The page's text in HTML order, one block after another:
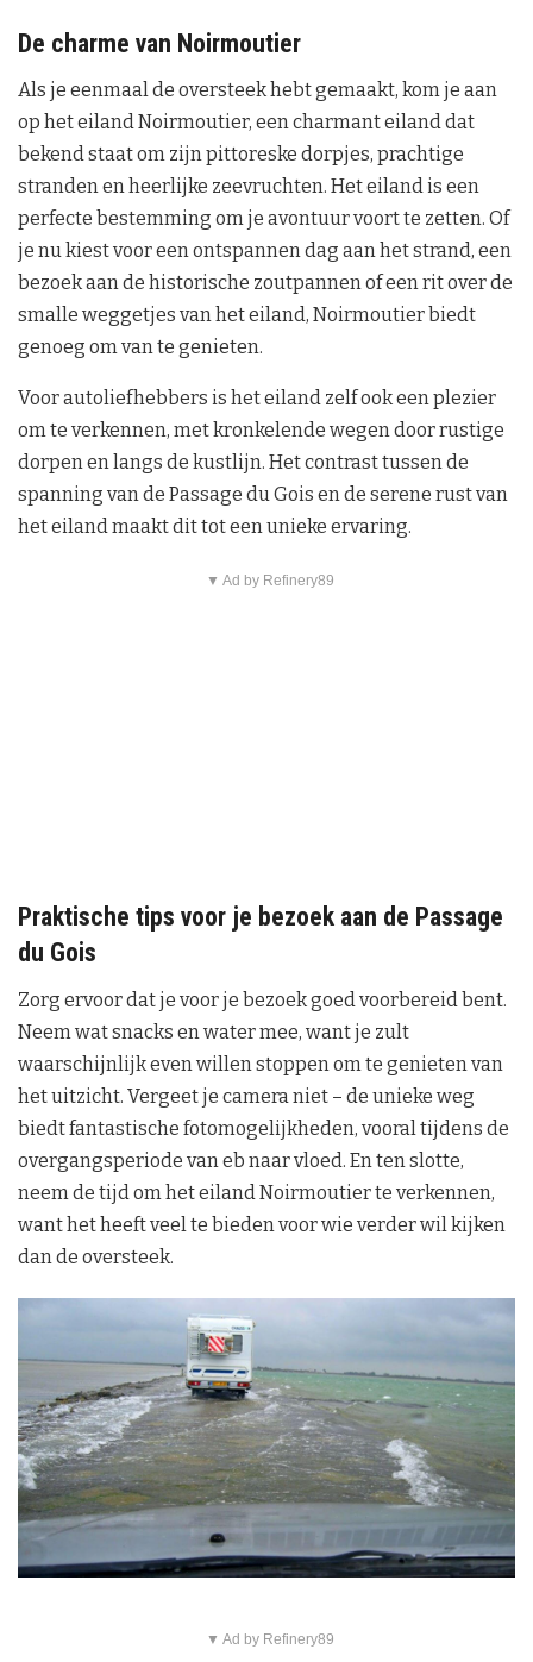
De charme van Noirmoutier
Als je eenmaal de oversteek hebt gemaakt, kom je aan
op het eiland Noirmoutier, een charmant eiland dat
bekend staat om zijn pittoreske dorpjes, prachtige
stranden en heerlijke zeevruchten. Het eiland is een
perfecte bestemming om je avontuur voort te zetten. Of
je nu kiest voor een ontspannen dag aan het strand, een
bezoek aan de historische zoutpannen of een rit over de
smalle weggetjes van het eiland, Noirmoutier biedt
genoeg om van te genieten.
Voor autoliefhebbers is het eiland zelf ook een plezier
om te verkennen, met kronkelende wegen door rustige
dorpen en langs de kustlijn. Het contrast tussen de
spanning van de Passage du Gois en de serene rust van
het eiland maakt dit tot een unieke ervaring.
▼ Ad by Refinery89
Praktische tips voor je bezoek aan de Passage
du Gois
Zorg ervoor dat je voor je bezoek goed voorbereid bent.
Neem wat snacks en water mee, want je zult
waarschijnlijk even willen stoppen om te genieten van
het uitzicht. Vergeet je camera niet – de unieke weg
biedt fantastische fotomogelijkheden, vooral tijdens de
overgangsperiode van eb naar vloed. En ten slotte,
neem de tijd om het eiland Noirmoutier te verkennen,
want het heeft veel te bieden voor wie verder wil kijken
dan de oversteek.
▼ Ad by Refinery89